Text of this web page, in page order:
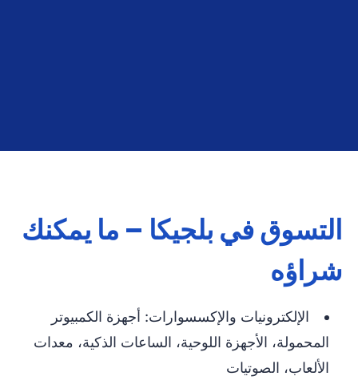
التسوق في بلجيكا – ما يمكنك
شراؤه
الإلكترونيات والإكسسوارات: أجهزة الكمبيوتر
المحمولة، الأجهزة اللوحية، الساعات الذكية، معدات
الألعاب، الصوتيات